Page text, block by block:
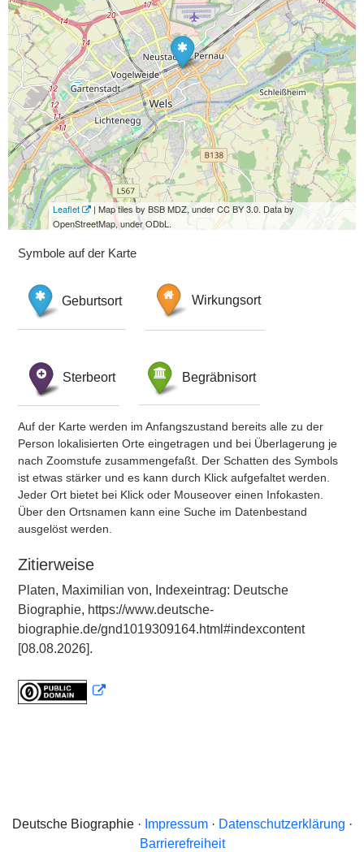
Leaflet
| Map tiles by BSB MDZ, under CC BY 3.0. Data by
OpenStreetMap, under ODbL.
Symbole auf der Karte
Geburtsort Wirkungsort
Sterbeort Begräbnisort
Auf der Karte werden im Anfangszustand bereits alle zu der
Person lokalisierten Orte eingetragen und bei Überlagerung je
nach Zoomstufe zusammengefaßt. Der Schatten des Symbols
ist etwas stärker und es kann durch Klick aufgefaltet werden.
Jeder Ort bietet bei Klick oder Mouseover einen Infokasten.
Über den Ortsnamen kann eine Suche im Datenbestand
ausgelöst werden.
Zitierweise
Platen, Maximilian von, Indexeintrag: Deutsche
Biographie, https://www.deutsche-
biographie.de/gnd1019309164.html#indexcontent
[08.08.2026].
Deutsche Biographie · Impressum· Datenschutzerklärung ·
Barrierefreiheit